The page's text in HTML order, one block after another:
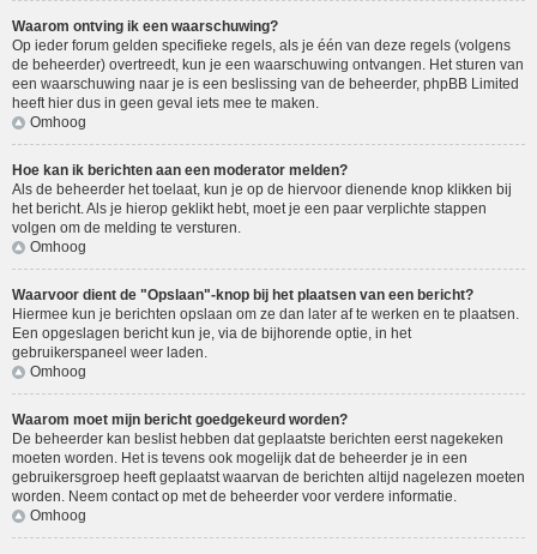
Waarom ontving ik een waarschuwing?
Op ieder forum gelden specifieke regels, als je één van deze regels (volgens
de beheerder) overtreedt, kun je een waarschuwing ontvangen. Het sturen van
een waarschuwing naar je is een beslissing van de beheerder, phpBB Limited
heeft hier dus in geen geval iets mee te maken.
Omhoog
Hoe kan ik berichten aan een moderator melden?
Als de beheerder het toelaat, kun je op de hiervoor dienende knop klikken bij
het bericht. Als je hierop geklikt hebt, moet je een paar verplichte stappen
volgen om de melding te versturen.
Omhoog
Waarvoor dient de "Opslaan"-knop bij het plaatsen van een bericht?
Hiermee kun je berichten opslaan om ze dan later af te werken en te plaatsen.
Een opgeslagen bericht kun je, via de bijhorende optie, in het
gebruikerspaneel weer laden.
Omhoog
Waarom moet mijn bericht goedgekeurd worden?
De beheerder kan beslist hebben dat geplaatste berichten eerst nagekeken
moeten worden. Het is tevens ook mogelijk dat de beheerder je in een
gebruikersgroep heeft geplaatst waarvan de berichten altijd nagelezen moeten
worden. Neem contact op met de beheerder voor verdere informatie.
Omhoog